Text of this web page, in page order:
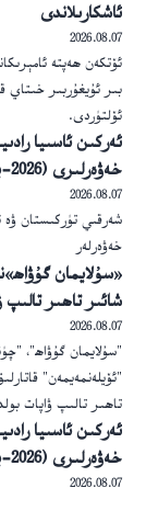
ئاشكارىلاندى
2026.08.07
ئۆتكەن ھەپتە
بىر ئۇيغۇربىر خىتاي
ئۆلتۈردى.
ئەركىن ئاسىيا
خەۋەرلىرى (2026-يىلى 7-ئاۋغۇست)
2026.08.07
شەرقىي تۈركىستان ۋە
خەۋەرلەر
«سۇلايمان
شائىر تاھىر تالىپ
2026.08.07
"سۇلايمان گۇۋاھ"،
"ئۆيلەنمەيمەن"
تاھىر تالىپ ۋاپات
ئەركىن ئاسىيا
خەۋەرلىرى (2026-يىلى 7-ئاۋغۇست)
2026.08.07